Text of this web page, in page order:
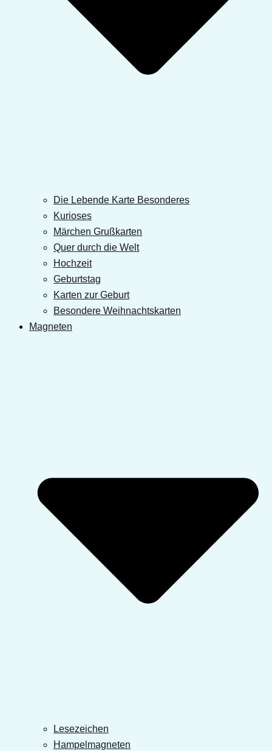
Die Lebende Karte Besonderes
Kurioses
Märchen Grußkarten
Quer durch die Welt
Hochzeit
Geburtstag
Karten zur Geburt
Besondere Weihnachtskarten
Magneten
Lesezeichen
Hampelmagneten